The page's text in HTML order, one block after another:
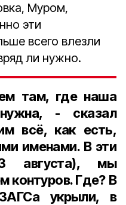
Муром,
эти
всего влезли
ли нужно.
там, где наша
- сказал
всё, как есть,
именами. В эти
августа), мы
контуров. Где? В
укрыли, в